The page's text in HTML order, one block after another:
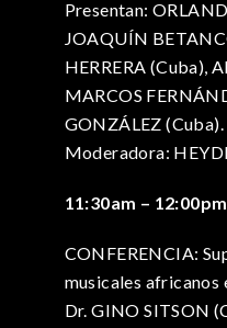
Presentan:
JOAQUÍN
HERRERA (Cuba),
MARCOS
GONZÁLEZ (Cuba).
Moderadora:
11:30am – 12:00pm
CONFERENCIA:
musicales africanos
Dr. GINO SITSON